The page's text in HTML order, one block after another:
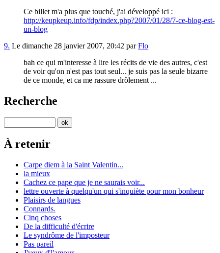
Ce billet m'a plus que touché, j'ai développé ici :
http://keupkeup.info/fdp/index.php?2007/01/28/7-ce-blog-est-
un-blog
9. Le dimanche 28 janvier 2007, 20:42 parFlo
bah ce qui m'interesse à lire les récits de vie des autres, c'est
de voir qu'on n'est pas tout seul... je suis pas la seule bizarre
de ce monde, et ca me rassure drôlement ...
Recherche
À retenir
Carpe diem à la Saint Valentin...
la mieux
Cachez ce pape que je ne saurais voir...
lettre ouverte à quelqu'un qui s'inquiète pour mon bonheur
Plaisirs de langues
Connards.
Cinq choses
De la difficulté d'écrire
Le syndrôme de l'imposteur
Pas pareil